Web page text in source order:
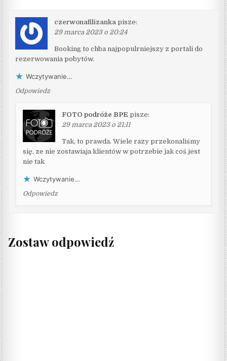
czerwonafilizanka pisze:
29 marca 2023 o 20:24
Booking to chba najpopulrniejszy z portali do
rezerwowania pobytów.
Wczytywanie…
Odpowiedz
FOTO podróże BPE pisze:
29 marca 2023 o 21:11
Tak, to prawda. Wiele razy przekonaliśmy
się, ze nie zostawiaja klientów w potrzebie jak coś jest
nie tak
Wczytywanie…
Odpowiedz
Zostaw odpowiedź